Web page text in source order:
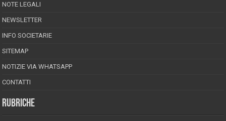
NOTE LEGALI
NEWSLETTER
INFO SOCIETARIE
SITEMAP
NOTIZIE VIA WHATSAPP
CONTATTI
RUBRICHE